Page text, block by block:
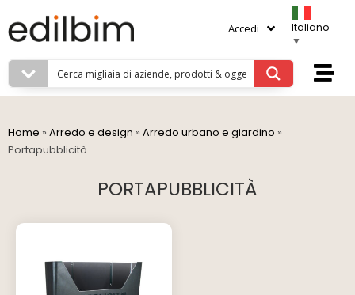
Accedi
Italiano
▼
Home » Arredo e design » Arredo urbano e giardino »
Portapubblicità
PORTAPUBBLICITÀ